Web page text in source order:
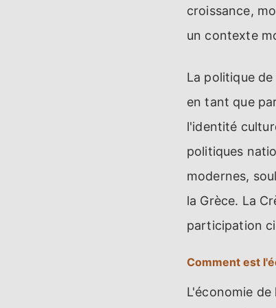
croissance,
un contexte
La politique
en tant que
l'identité
politiques
modernes,
la Grèce. La
participation
Comment est
L'économie